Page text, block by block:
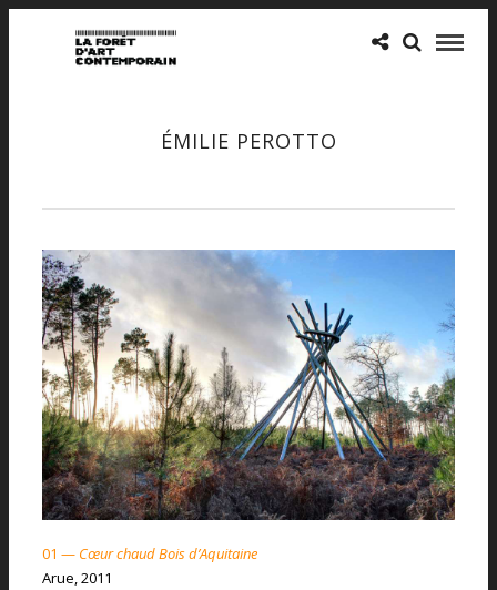
ÉMILIE PEROTTO
01 — Cœur chaud Bois d’Aquitaine
Arue, 2011